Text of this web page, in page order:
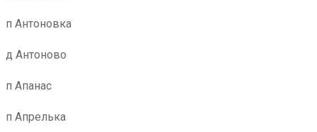
п Антоновка
д Антоново
п Апанас
п Апрелька